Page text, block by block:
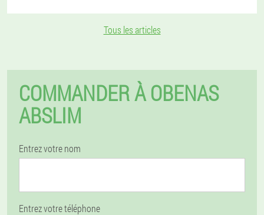
Tous les articles
COMMANDER À OBENAS
ABSLIM
Entrez votre nom
Entrez votre téléphone